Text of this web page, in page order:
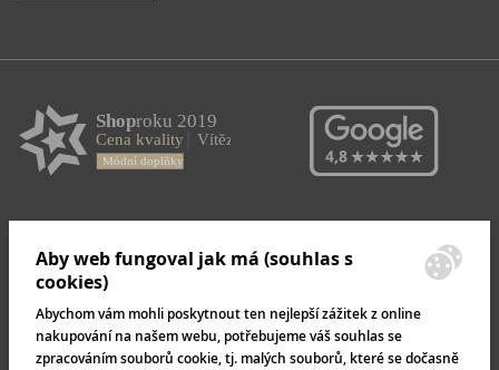
Aby web fungoval jak má (souhlas s
cookies)
Abychom vám mohli poskytnout ten nejlepší zážitek z online
nakupování na našem webu, potřebujeme váš souhlas se
zpracováním souborů cookie, tj. malých souborů, které se dočasně